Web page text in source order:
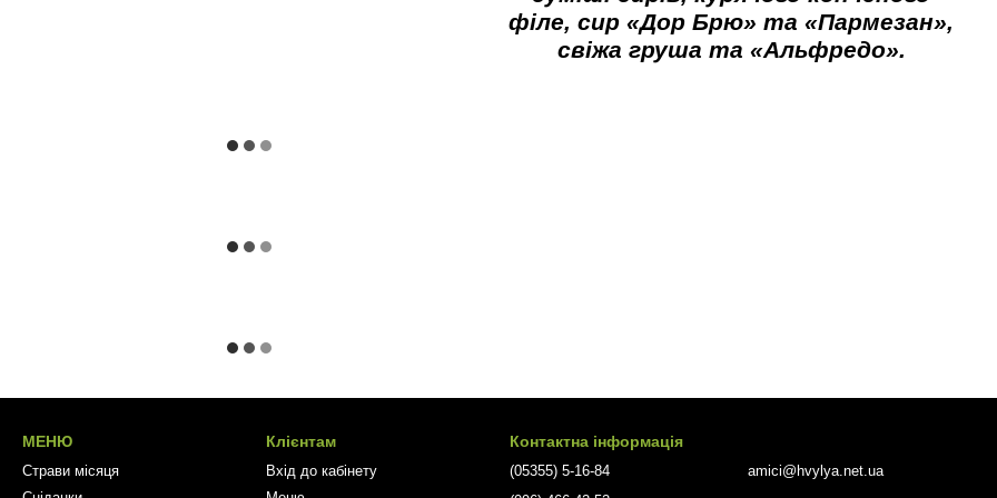
філе, сир «Дор Брю» та «Пармезан»,
свіжа груша та «Альфредо».
МЕНЮ
Страви місяця
Клієнтам
Вхід до кабінету
Контактна інформація
(05355) 5-16-84
amici@hvylya.net.ua